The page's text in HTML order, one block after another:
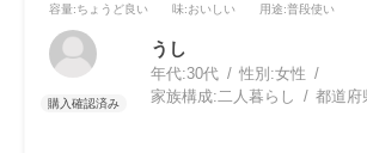
容量:ちょうど良い 味:おいしい 用途:普段使い
うし
年代:30代 性別:女性
家族構成: 二人暮らし 都道府